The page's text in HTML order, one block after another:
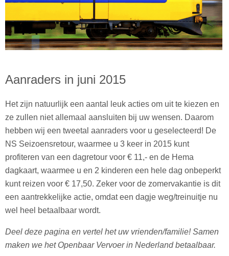
Aanraders in juni 2015
Het zijn natuurlijk een aantal leuk acties om uit te kiezen en
ze zullen niet allemaal aansluiten bij uw wensen. Daarom
hebben wij een tweetal aanraders voor u geselecteerd! De
NS Seizoensretour, waarmee u 3 keer in 2015 kunt
profiteren van een dagretour voor € 11,- en de Hema
dagkaart, waarmee u en 2 kinderen een hele dag onbeperkt
kunt reizen voor € 17,50. Zeker voor de zomervakantie is dit
een aantrekkelijke actie, omdat een dagje weg/treinuitje nu
wel heel betaalbaar wordt.
Deel deze pagina en vertel het uw vrienden/familie! Samen
maken we het Openbaar Vervoer in Nederland betaalbaar.